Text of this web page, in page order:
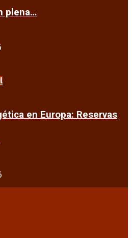
plena…
en Europa: Reservas